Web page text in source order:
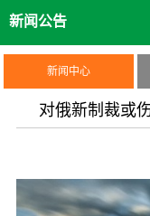
新闻公告
新闻中心
对俄新制裁或